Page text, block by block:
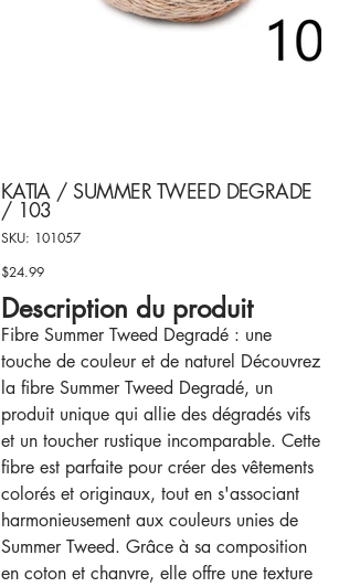
KATIA / SUMMER TWEED DEGRADE
/ 103
SKU:
SKU
101057
101057
Price
$24.99
Description du produit
Fibre Summer Tweed Degradé : une
touche de couleur et de naturel Découvrez
la fibre Summer Tweed Degradé, un
produit unique qui allie des dégradés vifs
et un toucher rustique incomparable. Cette
fibre est parfaite pour créer des vêtements
colorés et originaux, tout en s'associant
harmonieusement aux couleurs unies de
Summer Tweed. Grâce à sa composition
en coton et chanvre, elle offre une texture